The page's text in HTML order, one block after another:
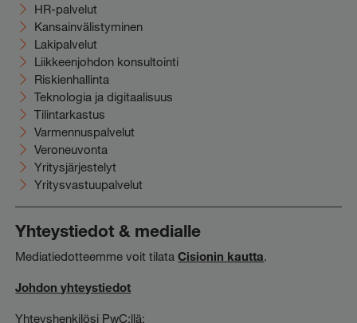
HR-palvelut
Kansainvälistyminen
Lakipalvelut
Liikkeenjohdon konsultointi
Riskienhallinta
Teknologia ja digitaalisuus
Tilintarkastus
Varmennuspalvelut
Veroneuvonta
Yritysjärjestelyt
Yritysvastuupalvelut
Yhteystiedot & medialle
Mediatiedotteemme voit tilataCisionin kautta.
Johdon yhteystiedot
Yhteyshenkilösi PwC:llä: